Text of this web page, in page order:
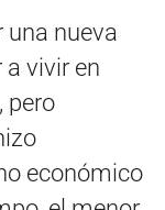
una nueva
a vivir en
pero
económico